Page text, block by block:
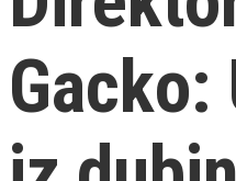
Gacko: